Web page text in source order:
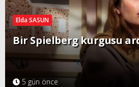
Elda SASUN
Bir Spielberg kurgusu
5 gün önce